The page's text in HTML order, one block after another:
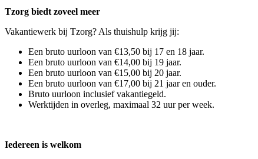
Tzorg biedt zoveel meer
Vakantiewerk bij Tzorg? Als thuishulp krijg jij:
Een bruto uurloon van €13,50 bij 17 en 18 jaar.
Een bruto uurloon van €14,00 bij 19 jaar.
Een bruto uurloon van €15,00 bij 20 jaar.
Een bruto uurloon van €17,00 bij 21 jaar en ouder.
Bruto uurloon inclusief vakantiegeld.
Werktijden in overleg, maximaal 32 uur per week.
Iedereen is welkom